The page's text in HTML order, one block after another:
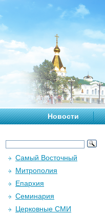
Новости
Самый Восточный
Митрополия
Епархия
Семинария
Церковные СМИ